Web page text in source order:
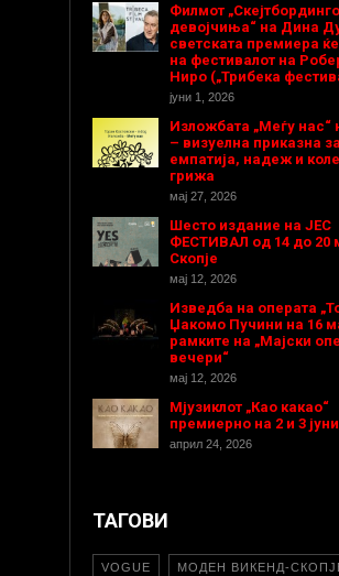
Филмот
девојчиња“ на Дина
светската премиера
на фестивалот на
Ниро („Трибека
јуни 1, 2026
Изложбата „Меѓу нас“
– визуелна приказна за
емпатија, надеж и
грижа
мај 27, 2026
Шесто издание на ЈЕС
ФЕСТИВАЛ од 14 до 20
Скопје
мај 12, 2026
Изведба на операта
Џакомо Пучини на 16
рамките на „Мајски
вечери“
мај 12, 2026
Мјузиклот „Као какао“
премиерно на 2 и 3
април 24, 2026
ТАГОВИ
VOGUE МОДЕН ВИКЕНД-